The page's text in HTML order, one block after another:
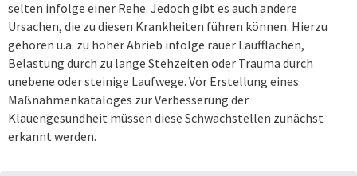
selten infolge einer Rehe. Jedoch gibt es auch andere
Ursachen, die zu diesen Krankheiten führen können. Hierzu
gehören u.a. zu hoher Abrieb infolge rauer Laufflächen,
Belastung durch zu lange Stehzeiten oder Trauma durch
unebene oder steinige Laufwege. Vor Erstellung eines
Maßnahmenkataloges zur Verbesserung der
Klauengesundheit müssen diese Schwachstellen zunächst
erkannt werden.